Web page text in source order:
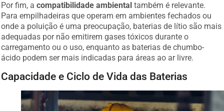
Por fim, acompatibilidade ambiental também é relevante.
Para empilhadeiras que operam em ambientes fechados ou
onde a poluição é uma preocupação, baterias de lítio são mais
adequadas por não emitirem gases tóxicos durante o
carregamento ou o uso, enquanto as baterias de chumbo-
ácido podem ser mais indicadas para áreas ao ar livre.
Capacidade e Ciclo de Vida das Baterias